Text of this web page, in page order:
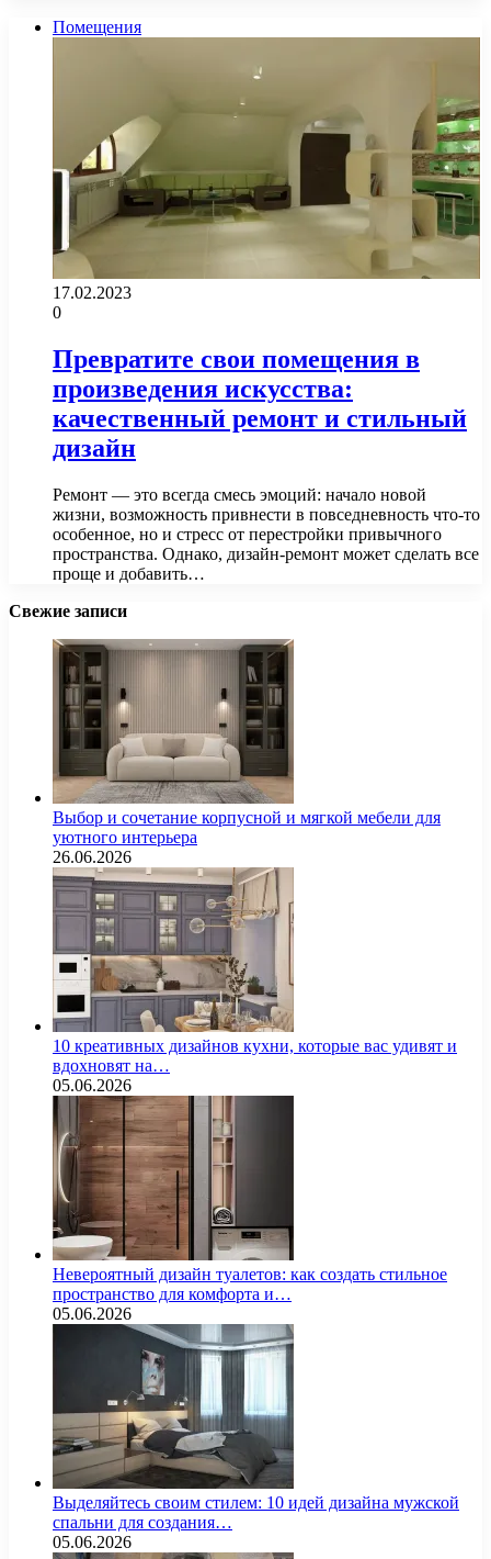
Помещения
17.02.2023
0
Превратите свои помещения в
произведения искусства:
качественный ремонт и стильный
дизайн
Ремонт — это всегда смесь эмоций: начало новой
жизни, возможность привнести в повседневность что-то
особенное, но и стресс от перестройки привычного
пространства. Однако, дизайн-ремонт может сделать все
проще и добавить…
Свежие записи
Выбор и сочетание корпусной и мягкой мебели для
уютного интерьера
26.06.2026
10 креативных дизайнов кухни, которые вас удивят и
вдохновят на…
05.06.2026
Невероятный дизайн туалетов: как создать стильное
пространство для комфорта и…
05.06.2026
Выделяйтесь своим стилем: 10 идей дизайна мужской
спальни для создания…
05.06.2026